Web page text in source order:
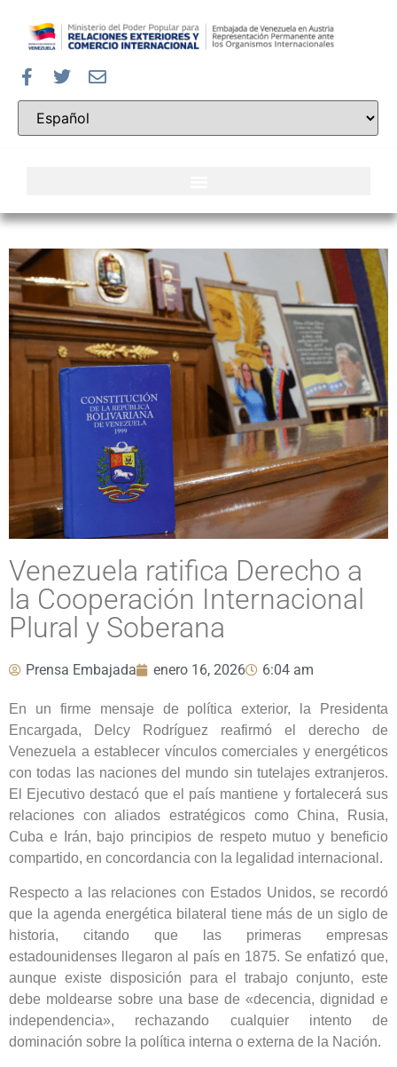
Venezuela ratifica Derecho a
la Cooperación Internacional
Plural y Soberana
Prensa Embajada enero 16, 2026 6:04 am
En un firme mensaje de política exterior, la Presidenta
Encargada, Delcy Rodríguez reafirmó el derecho de
Venezuela a establecer vínculos comerciales y energéticos
con todas las naciones del mundo sin tutelajes extranjeros.
El Ejecutivo destacó que el país mantiene y fortalecerá sus
relaciones con aliados estratégicos como China, Rusia,
Cuba e Irán, bajo principios de respeto mutuo y beneficio
compartido, en concordancia con la legalidad internacional.
Respecto a las relaciones con Estados Unidos, se recordó
que la agenda energética bilateral tiene más de un siglo de
historia, citando que las primeras empresas
estadounidenses llegaron al país en 1875. Se enfatizó que,
aunque existe disposición para el trabajo conjunto, este
debe moldearse sobre una base de «decencia, dignidad e
independencia», rechazando cualquier intento de
dominación sobre la política interna o externa de la Nación.